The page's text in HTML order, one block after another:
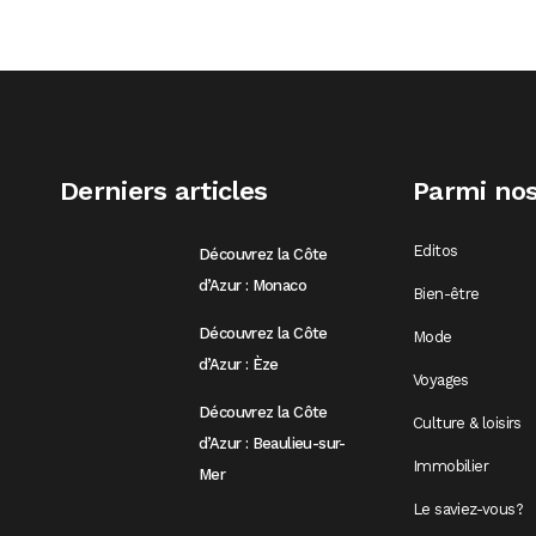
Derniers articles
Découvrez la Côte
d’Azur : Monaco
Découvrez la Côte
d’Azur : Èze
Découvrez la Côte
d’Azur : Beaulieu-sur-
Mer
Parmi
Editos
Bien-être
Mode
Voyages
Culture & loisirs
Immobilier
Le saviez-vous?